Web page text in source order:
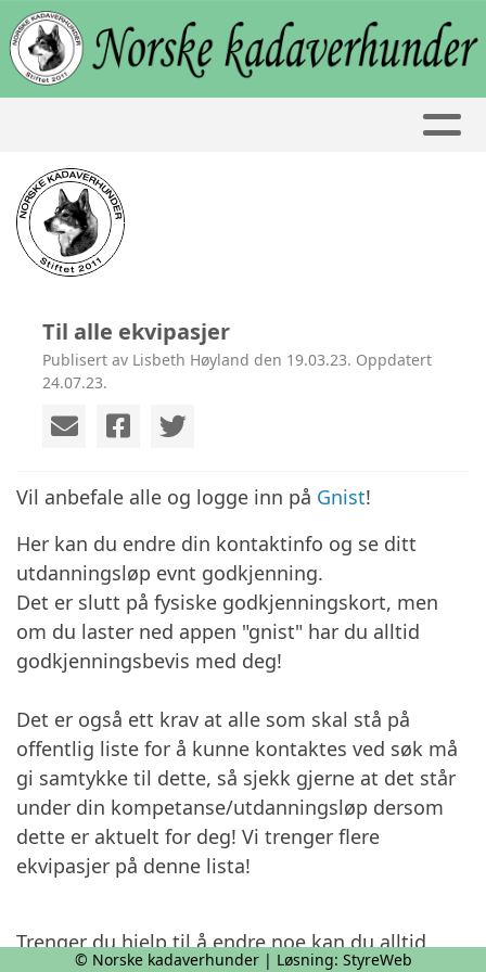
Til alle ekvipasjer
Publisert av Lisbeth Høyland den 19.03.23. Oppdatert
24.07.23.
Vil anbefale alle og logge inn på Gnist!
Her kan du endre din kontaktinfo og se ditt
utdanningsløp evnt godkjenning.
Det er slutt på fysiske godkjenningskort, men
om du laster ned appen "gnist" har du alltid
godkjenningsbevis med deg!
Det er også ett krav at alle som skal stå på
offentlig liste for å kunne kontaktes ved søk må
gi samtykke til dette, så sjekk gjerne at det står
under din kompetanse/utdanningsløp dersom
dette er aktuelt for deg! Vi trenger flere
ekvipasjer på denne lista!
Trenger du hjelp til å endre noe kan du alltid
© Norske kadaverhunder | Løsning: StyreWeb